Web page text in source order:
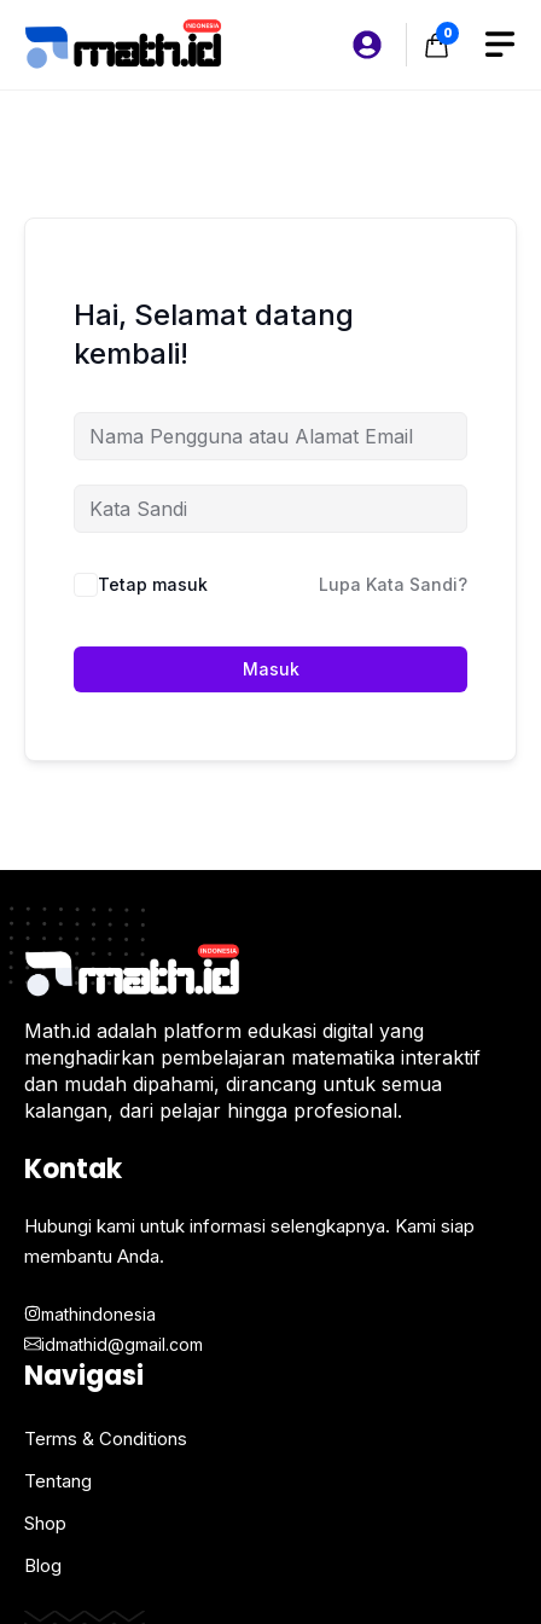
0
Hai, Selamat datang
kembali!
Tetap masuk Lupa Kata Sandi?
Masuk
Math.id adalah platform edukasi digital yang
menghadirkan pembelajaran matematika interaktif
dan mudah dipahami, dirancang untuk semua
kalangan, dari pelajar hingga profesional.
Kontak
Hubungi kami untuk informasi selengkapnya. Kami siap
membantu Anda.
mathindonesia
idmathid@gmail.com
Navigasi
Terms & Conditions
Tentang
Shop
Blog